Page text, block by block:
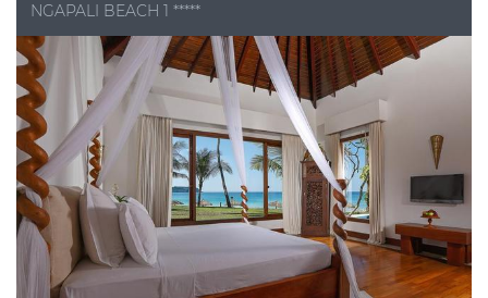
NGAPALI BEACH 1 *****